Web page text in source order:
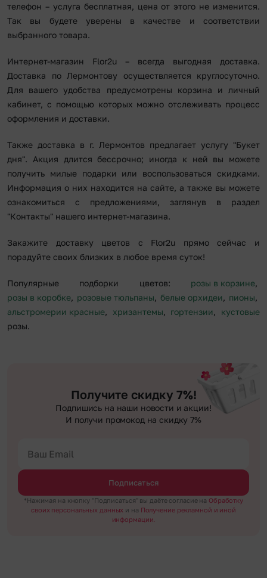
телефон – услуга бесплатная, цена от этого не изменится.
Так вы будете уверены в качестве и соответствии
выбранного товара.
Интернет-магазин Flor2u – всегда выгодная доставка.
Доставка по Лермонтову осуществляется круглосуточно.
Для вашего удобства предусмотрены корзина и личный
кабинет, с помощью которых можно отслеживать процесс
оформления и доставки.
Также доставка в г. Лермонтов предлагает услугу "Букет
дня". Акция длится бессрочно; иногда к ней вы можете
получить милые подарки или воспользоваться скидками.
Информация о них находится на сайте, а также вы можете
ознакомиться с предложениями, заглянув в раздел
"Контакты" нашего интернет-магазина.
Закажите доставку цветов с Flor2u прямо сейчас и
порадуйте своих близких в любое время суток!
Популярные подборки цветов: розы в корзине,
розы в коробке, розовые тюльпаны, белые орхидеи, пионы,
альстромерии красные, хризантемы, гортензии, кустовые
розы.
Получите скидку 7%!
Подпишись на наши новости и акции!
И получи промокод на скидку 7%
Подписаться
*Нажимая на кнопку "Подписаться" вы даёте согласие на Обработку
своих персональных данных и на Получение рекламной и иной
информации.